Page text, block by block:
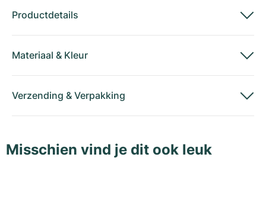
Productdetails
Materiaal & Kleur
Verzending & Verpakking
Misschien vind je dit ook leuk